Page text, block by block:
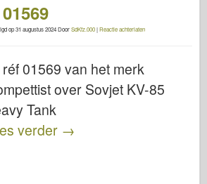
op31 augustus 2024DoorSdKfz.000|Reactie achterlaten
réf 01569 van het merk
over Sovjet KV-85
Tank
verder →